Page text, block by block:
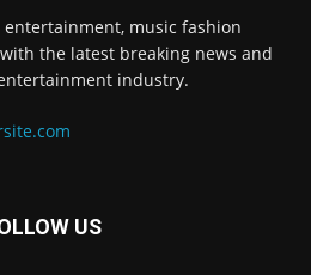
music fashion
the latest breaking news and
industry.
US